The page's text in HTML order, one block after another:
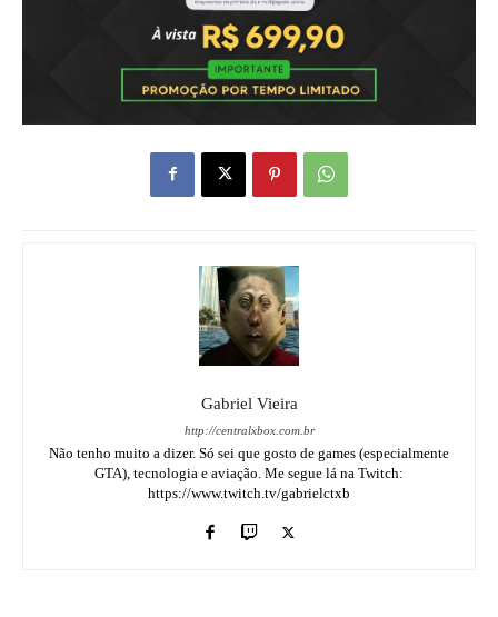
Gabriel Vieira
http://centralxbox.com.br
Não tenho muito a dizer. Só sei que gosto de games (especialmente
GTA), tecnologia e aviação. Me segue lá na Twitch:
https://www.twitch.tv/gabrielctxb